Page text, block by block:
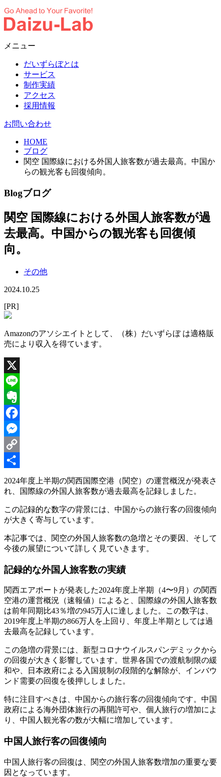
メニュー
だいずらぼとは
サービス
制作実績
アクセス
採用情報
お問い合わせ
HOME
ブログ
関空 国際線における外国人旅客数が過去最高。中国か
らの観光客も回復傾向。
Blogブログ
関空 国際線における外国人旅客数が過
去最高。中国からの観光客も回復傾
向。
その他
2024.10.25
[PR]
Amazonのアソシエイトとして、（株）だいずらぼ は適格販
売により収入を得ています。
X
Line
Evernote
Facebook
Messenger
Copy
有
2024年度上半期の関西国際空港（関空）の運営概況が発表さ
れ、国際線の外国人旅客数が過去最高を記録しました 。
この記録的な数字の背景には、中国からの旅行客の回復傾向
が大きく寄与しています。
本記事では、関空の外国人旅客数の急増とその要因、そして
今後の展望について詳しく見ていきます。
記録的な外国人旅客数の実績
関西エアポートが発表した2024年度上半期（4〜9月）の関西
空港の運営概況（速報値）によると、国際線の外国人旅客数
は前年同期比43％増の945万人に達しました 。この数字は、
2019年度上半期の866万人を上回り、年度上半期としては過
去最高を記録しています。
この急増の背景には、新型コロナウイルスパンデミックから
の回復が大きく影響しています。世界各国での渡航制限の緩
和や、日本政府による入国規制の段階的な解除が、インバウ
ンド需要の回復を後押ししました。
特に注目すべきは、中国からの旅行客の回復傾向です。中国
政府による海外団体旅行の再開許可や、個人旅行の増加によ
り、中国人観光客の数が大幅に増加しています。
中国人旅行客の回復傾向
中国人旅行客の回復は、関空の外国人旅客数増加の重要な要
因となっています。